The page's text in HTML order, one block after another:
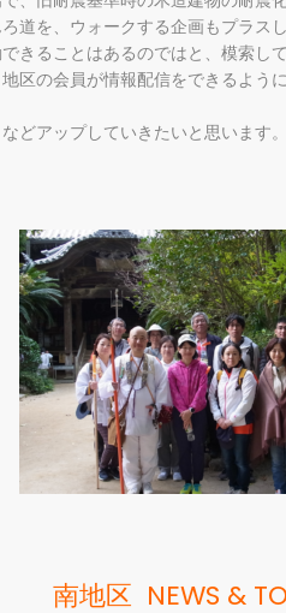
道を、ウォークする企画もプラス
きることはあるのではと、模索し
区の会員が情報配信をできるよう
どアップしていきたいと思います。
南地区 NEWS &